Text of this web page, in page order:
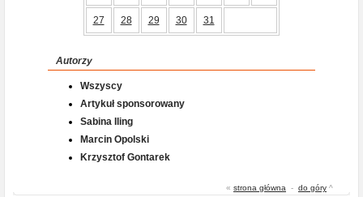
27 28 29 30 31
Autorzy
Wszyscy
Artykuł sponsorowany
Sabina Iling
Marcin Opolski
Krzysztof Gontarek
« strona główna - do góry ^